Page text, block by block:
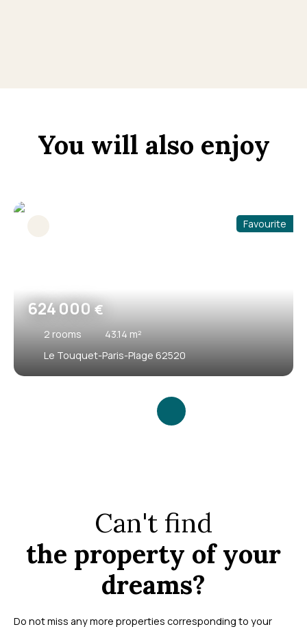
You will also enjoy
624 000€
2 rooms 43.14 m²
Le Touquet-Paris-Plage 62520
Favourite
Can't find
the property of your
dreams?
Do not miss any more properties corresponding to your